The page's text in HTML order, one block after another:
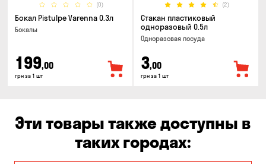
(0)
Бокал Pistulpe Varenna 0.3л
Бокалы
199,00
грн за 1 шт
(2)
Стакан пластиковый
одноразовый 0.5л
Одноразовая посуда
3,00
грн за 1 шт
Эти товары также доступны в
таких городах: